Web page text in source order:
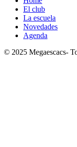
El club
La escuela
Novedades
Agenda
© 2025 Megaescacs-